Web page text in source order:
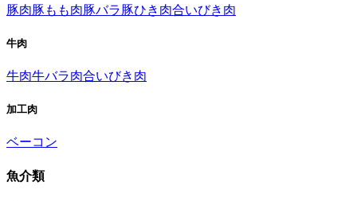
豚肉豚もも肉豚バラ豚ひき肉合いびき肉
牛肉
牛肉牛バラ肉合いびき肉
加工肉
ベーコン
魚介類